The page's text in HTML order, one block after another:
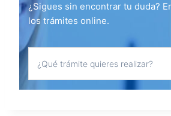
¿Sigues sin encontrar tu duda?
los trámites online.